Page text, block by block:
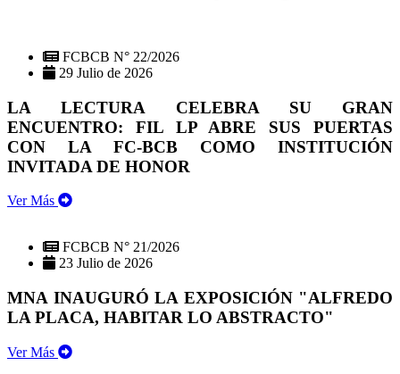
FCBCB N° 22/2026
29 Julio de 2026
LA LECTURA CELEBRA SU GRAN
ENCUENTRO: FIL LP ABRE SUS PUERTAS
CON LA FC-BCB COMO INSTITUCIÓN
INVITADA DE HONOR
Ver Más
FCBCB N° 21/2026
23 Julio de 2026
MNA INAUGURÓ LA EXPOSICIÓN "ALFREDO
LA PLACA, HABITAR LO ABSTRACTO"
Ver Más